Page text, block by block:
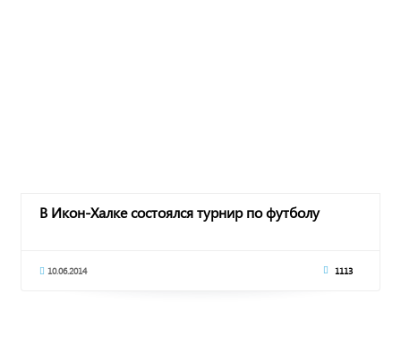
В Икон-Халке состоялся турнир по футболу
10.06.2014 1113